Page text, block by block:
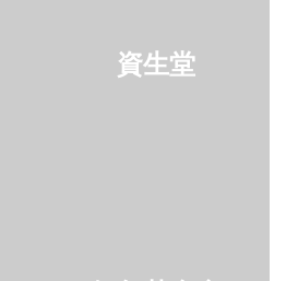
資生堂